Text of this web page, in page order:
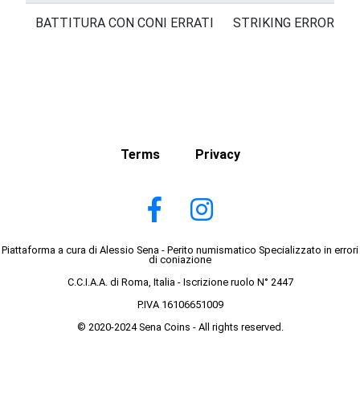
BATTITURA CON CONI ERRATI STRIKING ERRORS =
Terms Privacy
Piattaforma a cura di Alessio Sena - Perito numismatico Specializzato in errori
di coniazione
C.C.I.A.A. di Roma, Italia - Iscrizione ruolo N° 2447
P.IVA 16106651009
© 2020-2024 Sena Coins - All rights reserved.